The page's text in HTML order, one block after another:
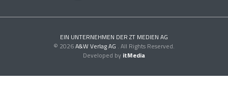
EIN UNTERNEHMEN DER ZT MEDIEN AG
© 2026A&W Verlag AG . All Rights Reserved.
Developed by itMedia